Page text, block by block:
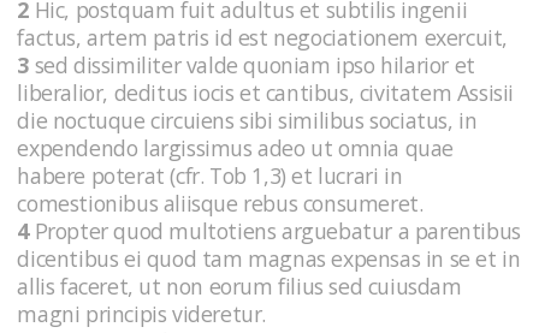
2 Hic, postquam fuit adultus et subtilis ingenii
factus, artem patris id est negociationem exercuit,
3 sed dissimiliter valde quoniam ipso hilarior et
liberalior, deditus iocis et cantibus, civitatem Assisii
die noctuque circuiens sibi similibus sociatus, in
expendendo largissimus adeo ut omnia quae
habere poterat (cfr. Tob 1,3) et lucrari in
comestionibus aliisque rebus consumeret.
4Propter quod multotiens arguebatur a parentibus
dicentibus ei quod tam magnas expensas in se et in
allis faceret, ut non eorum filius sed cuiusdam
magni principis videretur.